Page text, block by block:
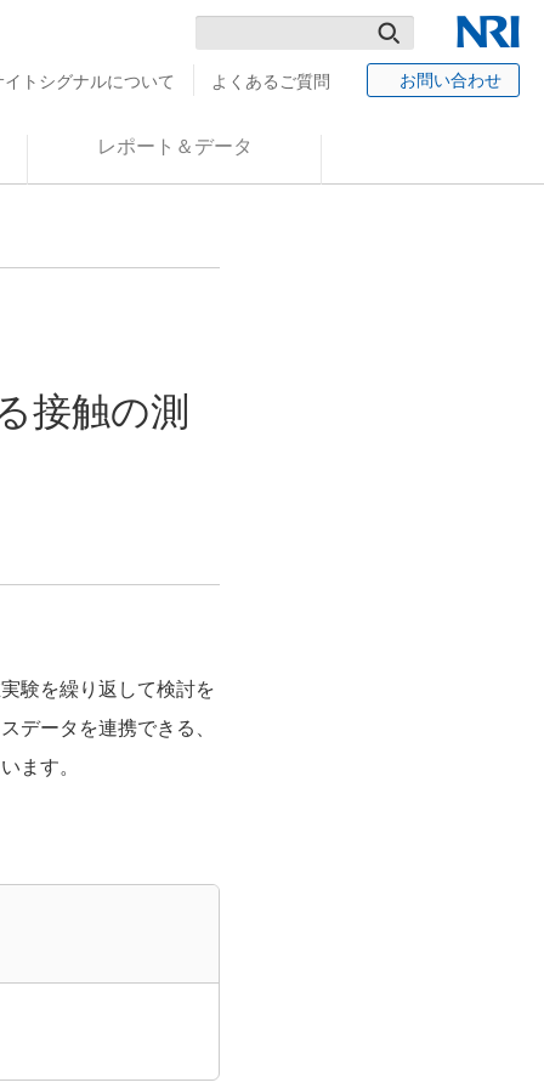
NRI
検
イトシグナルについて よくあるご質問 お問い合わせ
レポート＆データ
接触の測
験を繰り返して検討を
データを連携できる、
ます。